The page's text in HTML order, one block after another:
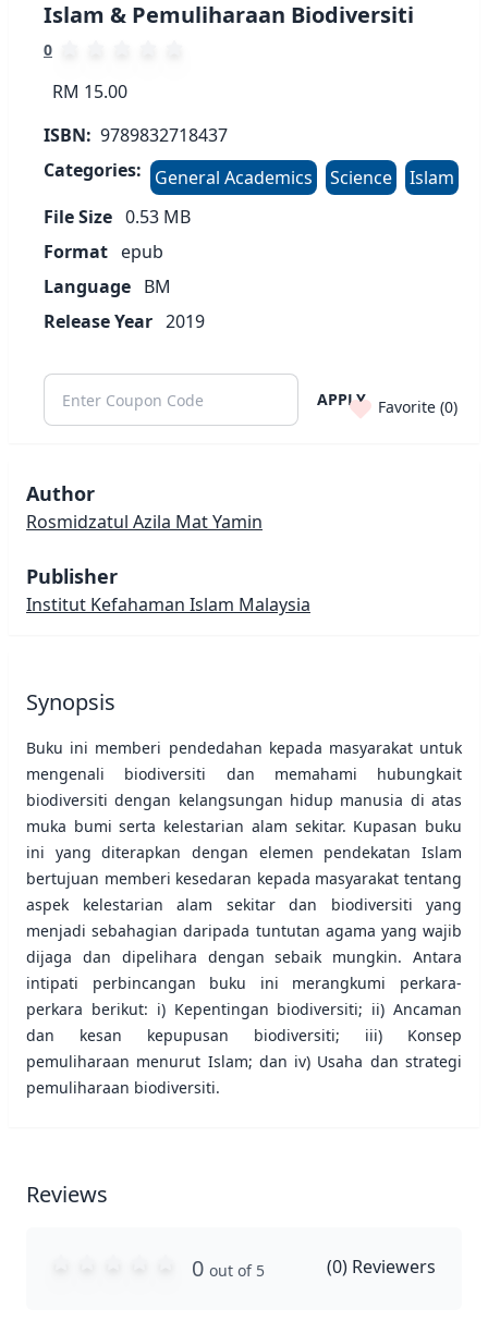
Islam & Pemuliharaan Biodiversiti
0
RM 15.00
ISBN: 9789832718437
Categories:
General Academics Science
Islam
File Size 0.53 MB
Format epub
Language BM
Release Year 2019
APPLY Favorite (0)
Author
Rosmidzatul Azila Mat Yamin
Publisher
Institut Kefahaman Islam Malaysia
Synopsis
Buku ini memberi pendedahan kepada masyarakat untuk
mengenali biodiversiti dan memahami hubungkait
biodiversiti dengan kelangsungan hidup manusia di atas
muka bumi serta kelestarian alam sekitar. Kupasan buku
ini yang diterapkan dengan elemen pendekatan Islam
bertujuan memberi kesedaran kepada masyarakat tentang
aspek kelestarian alam sekitar dan biodiversiti yang
menjadi sebahagian daripada tuntutan agama yang wajib
dijaga dan dipelihara dengan sebaik mungkin. Antara
intipati perbincangan buku ini merangkumi perkara-
perkara berikut: i) Kepentingan biodiversiti; ii) Ancaman
dan kesan kepupusan biodiversiti; iii) Konsep
pemuliharaan menurut Islam; dan iv) Usaha dan strategi
pemuliharaan biodiversiti.
Reviews
0 out of 5 (0) Reviewers